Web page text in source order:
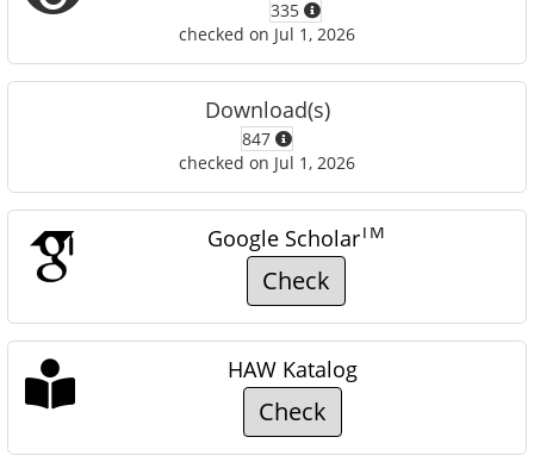
335
checked on Jul 1, 2026
Download(s)
847
checked on Jul 1, 2026
Google ScholarTM
Check
HAW Katalog
Check